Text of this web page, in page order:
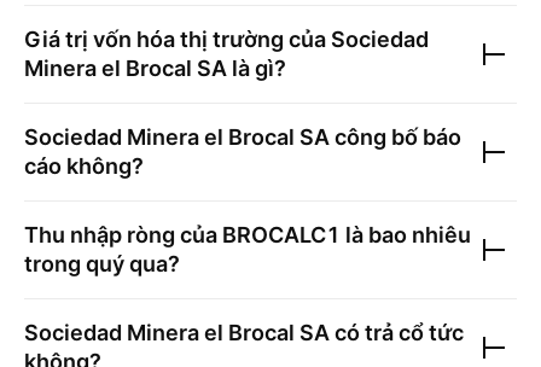
Giá trị vốn hóa thị trường của Sociedad
Minera el Brocal SA là gì?
Sociedad Minera el Brocal SA công bố báo
cáo không?
Thu nhập ròng của BROCALC1 là bao nhiêu
trong quý qua?
Sociedad Minera el Brocal SA có trả cổ tức
không?